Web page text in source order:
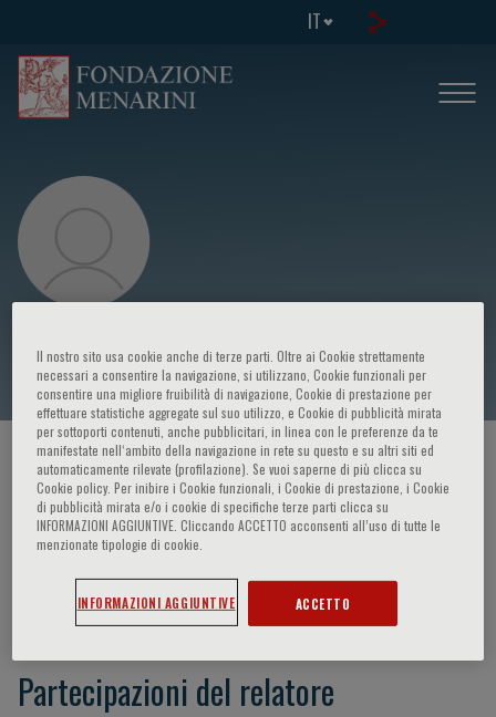
IT
Mario Mandalà
HOME PAGE / CORSI ED EVENTI / RELATORE
Mario Mandalà
Partecipazioni del relatore
Il nostro sito usa cookie anche di terze parti. Oltre ai Cookie strettamente
necessari a consentire la navigazione, si utilizzano, Cookie funzionali per
consentire una migliore fruibilità di navigazione, Cookie di prestazione per
effettuare statistiche aggregate sul suo utilizzo, e Cookie di pubblicità mirata
per sottoporti contenuti, anche pubblicitari, in linea con le preferenze da te
manifestate nell‘ambito della navigazione in rete su questo e su altri siti ed
automaticamente rilevate (profilazione). Se vuoi saperne di più clicca su
Cookie policy. Per inibire i Cookie funzionali, i Cookie di prestazione, i Cookie
di pubblicità mirata e/o i cookie di specifiche terze parti clicca su
INFORMAZIONI AGGIUNTIVE. Cliccando ACCETTO acconsenti all’uso di tutte le
menzionate tipologie di cookie.
INFORMAZIONI AGGIUNTIVE ACCETTO